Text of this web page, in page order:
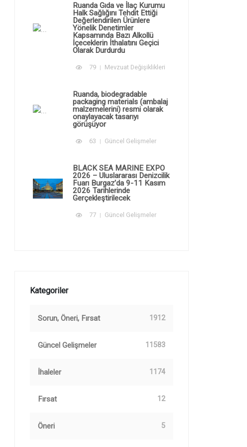
Ruanda Gıda ve İlaç Kurumu
Halk Sağlığını Tehdit Ettiği
Değerlendirilen Ürünlere
Yönelik Denetimler
Kapsamında Bazı Alkollü
İçeceklerin İthalatını Geçici
Olarak Durdurdu
79 Mevzuat Değişiklikleri
Ruanda, biodegradable
packaging materials (ambalaj
malzemelerini) resmi olarak
onaylayacak tasarıyı
görüşüyor
63 Güncel Gelişmeler
BLACK SEA MARINE EXPO
2026 – Uluslararası Denizcilik
Fuarı Burgaz'da 9-11 Kasım
2026 Tarihlerinde
Gerçekleştirilecek
77 Güncel Gelişmeler
Kategoriler
Sorun, Öneri, Fırsat 1912
Güncel Gelişmeler 11583
İhaleler 1174
Fırsat 12
Öneri 5